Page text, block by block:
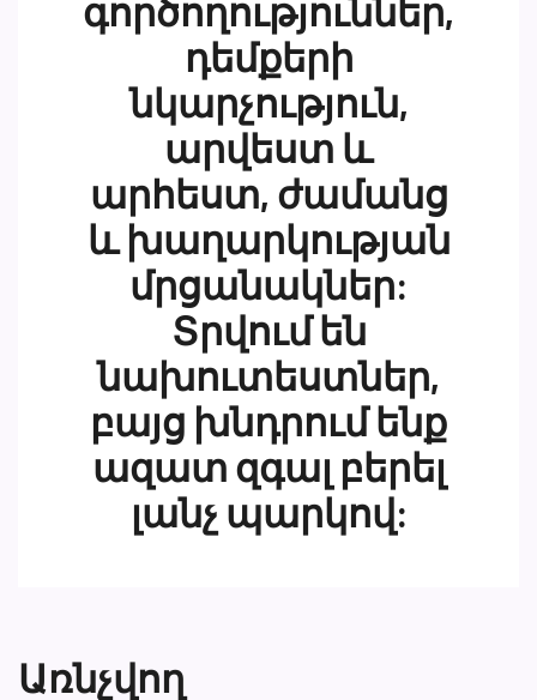
գործողություններ,
դեմքերի
նկարչություն,
արվեստ և
արհեստ, ժամանց
և խաղարկության
մրցանակներ:
Տրվում են
նախուտեստներ,
բայց խնդրում ենք
ազատ զգալ բերել
լանչ պարկով:
Առնչվող